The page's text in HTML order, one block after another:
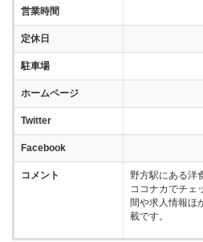
営業時間
定休日
駐車場
ホームページ
Twitter
Facebook
コメント
野方駅にある洋
ココナカでチェ
間や求人情報ほ
載です。